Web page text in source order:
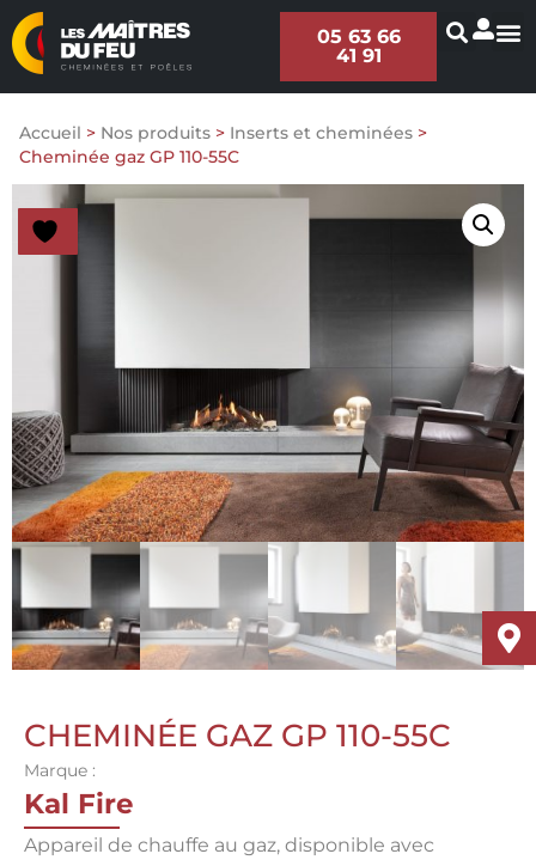
05 63 66
41 91
Accueil > Nos produits > Inserts et cheminées >
Cheminée gaz GP 110-55C
CHEMINÉE GAZ GP 110-55C
Marque :
Kal Fire
Appareil de chauffe au gaz, disponible avec